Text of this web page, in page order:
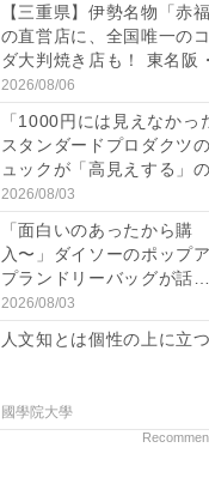
【三重県】伊勢名物「赤福
の直営店に、全国唯一の
ダ大判焼き店も！ 東名阪・
伊...
2026/08/06
「1000円には見えなかっ
スタンダードプロダクツ
ュックが「高見えする」の
2026/08/03
「面白いのあったから購
入〜」ダイソーのポップ
プランドリーバッグが話
題。“さま...
2026/08/03
人文知とは個性の上に立つ
國學院大學